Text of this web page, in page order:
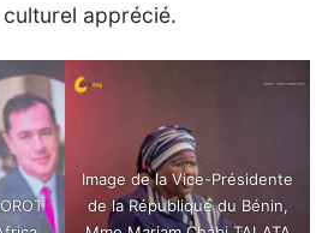
apprécié.
Image de la Vice-Présidente
de la République du Bénin,